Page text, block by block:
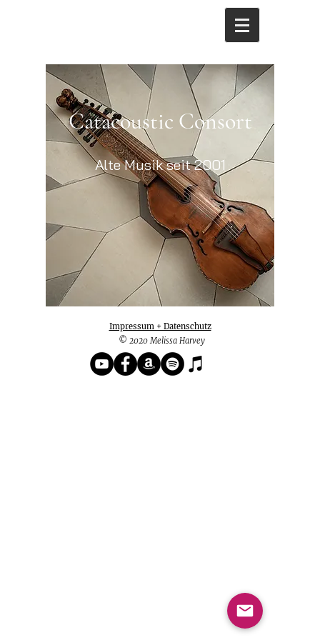
Catacoustic Consort
Alte Musik seit 2001
Impressum + Datenschutz
© 2020 Melissa Harvey